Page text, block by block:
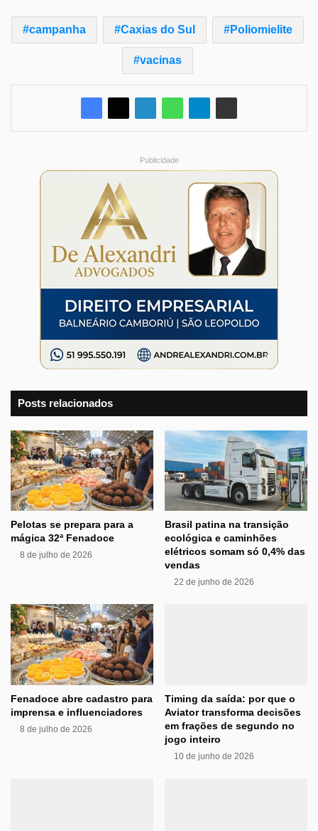
campanha Caxias do Sul Poliomielite
vacinas
Publicidade
Posts relacionados
Pelotas se prepara para a
mágica 32ª Fenadoce
8 de julho de 2026
Brasil patina na transição
ecológica e caminhões
elétricos somam só 0,4% das
vendas
22 de junho de 2026
Fenadoce abre cadastro para
imprensa e influenciadores
8 de julho de 2026
Timing da saída: por que o
Aviator transforma decisões
em frações de segundo no
jogo inteiro
10 de junho de 2026